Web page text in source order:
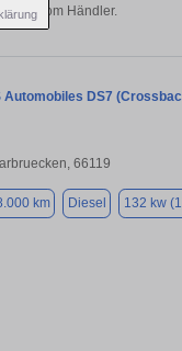
und vom Händler.
Automobiles DS7
66119
km Diesel 132 kw